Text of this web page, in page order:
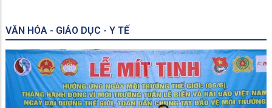
VĂN HÓA - GIÁO DỤC - Y TẾ